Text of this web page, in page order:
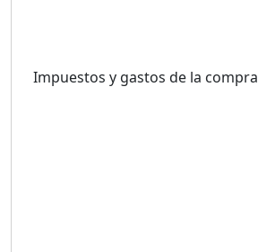
Impuestos y gastos de la compra